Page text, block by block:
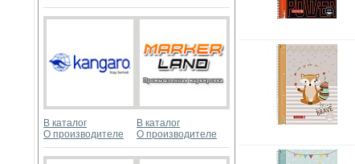
В каталог
О производителе
В каталог
О производителе